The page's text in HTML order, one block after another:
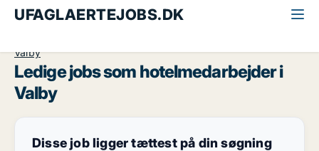
UFAGLAERTEJOBS.DK
Valby
Ledige jobs som hotelmedarbejder i
Valby
Disse job ligger tættest på din søgning